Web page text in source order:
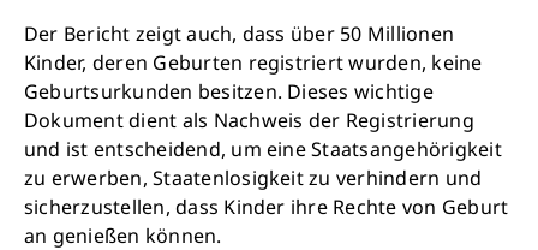
Der Bericht zeigt auch, dass über 50 Millionen
Kinder, deren Geburten registriert wurden, keine
Geburtsurkunden besitzen. Dieses wichtige
Dokument dient als Nachweis der Registrierung
und ist entscheidend, um eine Staatsangehörigkeit
zu erwerben, Staatenlosigkeit zu verhindern und
sicherzustellen, dass Kinder ihre Rechte von Geburt
an genießen können.